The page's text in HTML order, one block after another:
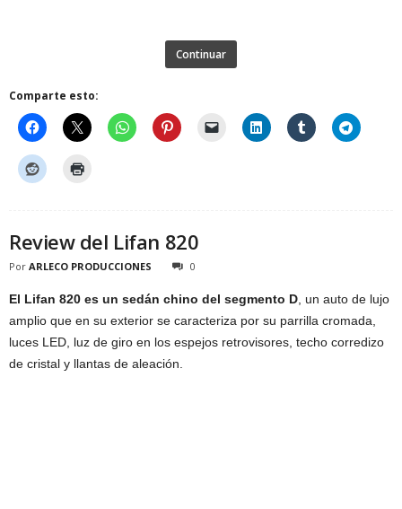
Continuar
Comparte esto:
Review del Lifan 820
Por ARLECO PRODUCCIONES 0
El Lifan 820 es un sedán chino del segmento D , un auto de lujo
amplio que en su exterior se caracteriza por su parrilla cromada,
luces LED, luz de giro en los espejos retrovisores, techo corredizo
de cristal y llantas de aleación.